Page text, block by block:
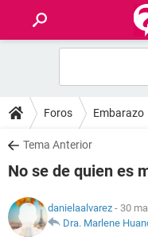
FOROS
SALUD
NUTRICIÓN
Foros Embarazo
Tema Anterior
No se de quien es
danielaalvarez - 30
Dra. Marlene